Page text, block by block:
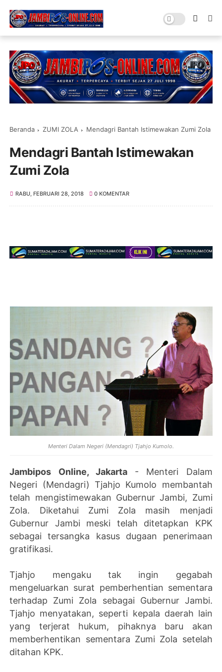
Beranda ZUMI ZOLA Mendagri Bantah Istimewakan Zumi Zola
Mendagri Bantah Istimewakan
Zumi Zola
RABU, FEBRUARI 28, 2018 0 KOMENTAR
Menteri Dalam Negeri (Mendagri) Tjahjo Kumolo.
Jambipos Online, Jakarta - Menteri Dalam
Negeri (Mendagri) Tjahjo Kumolo membantah
telah mengistimewakan Gubernur Jambi, Zumi
Zola. Diketahui Zumi Zola masih menjadi
Gubernur Jambi meski telah ditetapkan KPK
sebagai tersangka kasus dugaan penerimaan
gratifikasi.
Tjahjo mengaku tak ingin gegabah
mengeluarkan surat pemberhentian sementara
terhadap Zumi Zola sebagai Gubernur Jambi.
Tjahjo menyatakan, seperti kepala daerah lain
yang terjerat hukum, pihaknya baru akan
memberhentikan sementara Zumi Zola setelah
ditahan KPK.